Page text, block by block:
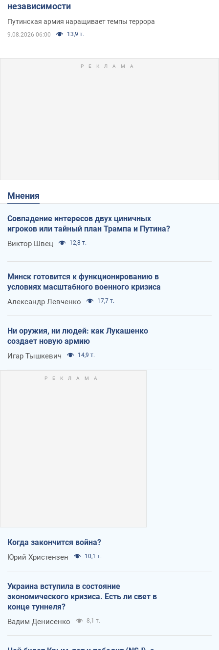
независимости
Путинская армия наращивает темпы террора
9.08.2026 06:00 13,9 т.
Мнения
Совпадение интересов двух циничных
игроков или тайный план Трампа и Путина?
Виктор Швец 12,8 т.
Минск готовится к функционированию в
условиях масштабного военного кризиса
Александр Левченко 17,7 т.
Ни оружия, ни людей: как Лукашенко
создает новую армию
Игар Тышкевич 14,9 т.
Когда закончится война?
Юрий Христензен 10,1 т.
Украина вступила в состояние
экономического кризиса. Есть ли свет в
конце туннеля?
Вадим Денисенко 8,1 т.